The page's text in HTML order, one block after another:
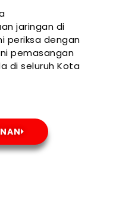
jaringan di
periksa dengan
pemasangan
di seluruh Kota